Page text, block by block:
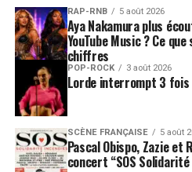
RAP-RNB 5 août 2026
Aya Nakamura plus
YouTube Music ? Ce
chiffres
POP-ROCK 3 août 2026
Lorde interrompt 3 fois
SCÈNE FRANÇAISE 5 août
Pascal Obispo, Zazie et
concert “SOS